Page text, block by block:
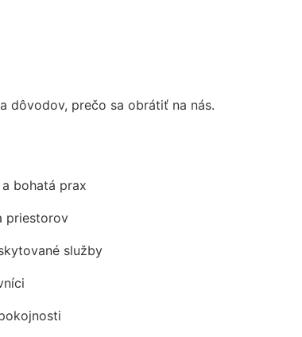
dôvodov, prečo sa obrátiť na nás.
bohatá prax
priestorov
služby